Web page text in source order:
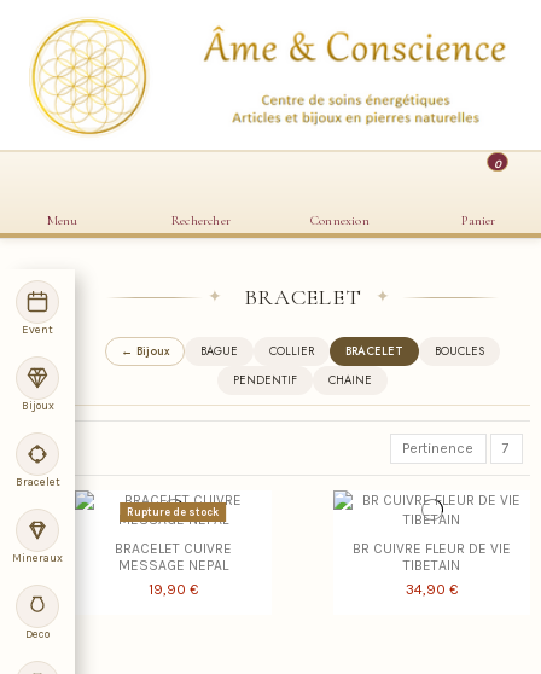
Menu Rechercher Connexion
0
Panier
Event
Bijoux
Bracelet
Mineraux
Deco
✦ BRACELET ✦
← Bijoux BAGUE COLLIER BRACELET
BOUCLES
PENDENTIF
CHAINE
Pertinence 7
Rupture de stock
BRACELET CUIVRE
MESSAGE NEPAL
19,90 €
BR CUIVRE FLEUR DE VIE
TIBETAIN
34,90 €